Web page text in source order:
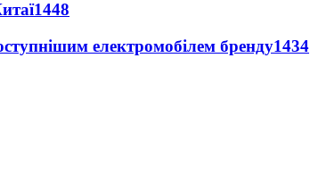
1448
електромобілем бренду1434